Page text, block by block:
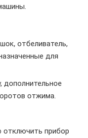
отбеливатель,
для
дополнительное
отжима.
отключить прибор